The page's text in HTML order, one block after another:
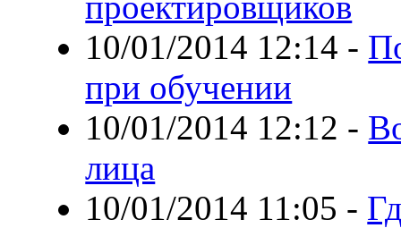
10/01/2014 12:14 -
при обучении
10/01/2014 12:12 -
лица
10/01/2014 11:05 -